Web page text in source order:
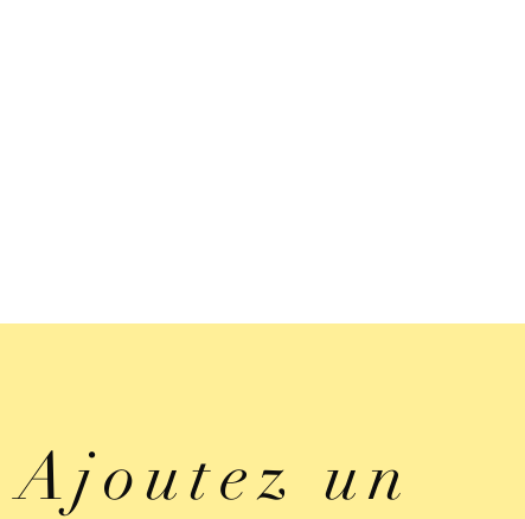
Ajoutez un